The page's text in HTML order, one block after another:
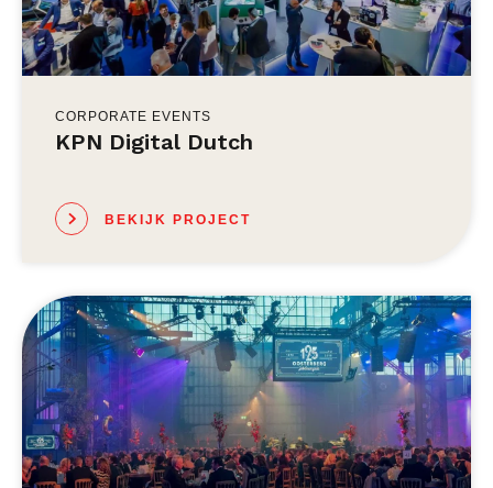
CORPORATE EVENTS
KPN Digital Dutch
BEKIJK PROJECT